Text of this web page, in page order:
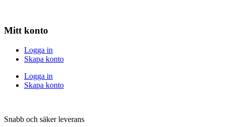
Mitt konto
Logga in
Skapa konto
Logga in
Skapa konto
Snabb och säker leverans